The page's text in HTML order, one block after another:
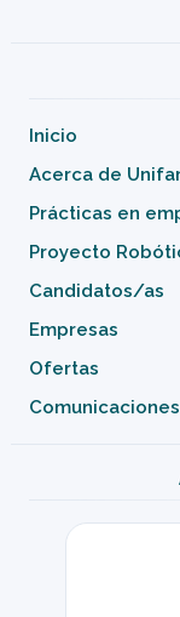
Inicio
Acerca de
Prácticas en
Proyecto
Candidatos/as
Empresas
Ofertas
Comunicaciones